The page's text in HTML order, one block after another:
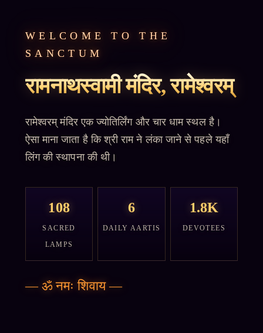
WELCOME TO THE
SANCTUM
रामनाथस्वामी मंदिर, रामेश्वरम्
रामेश्वरम् मंदिर एक ज्योतिर्लिंग और चार धाम स्थल है।
ऐसा माना जाता है कि श्री राम ने लंका जाने से पहले यहाँ
लिंग की स्थापना की थी।
108
SACRED
LAMPS
6
DAILY AARTIS
1.8K
DEVOTEES
—ॐ नमः शिवाय—